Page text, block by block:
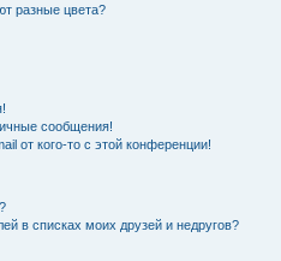
разные цвета?
сообщения!
от кого-то с этой конференции!
в списках моих друзей и недругов?